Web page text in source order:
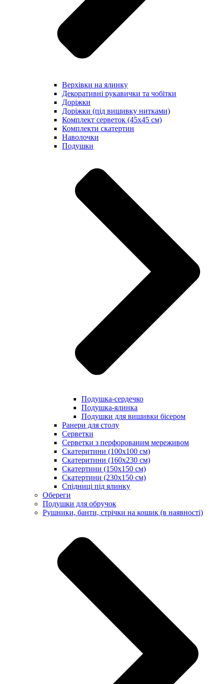
Верхівки на ялинку
Декоративні рукавички та чобітки
Доріжки
Доріжки (під вишивку нитками)
Комплект серветок (45х45 см)
Комплекти скатертин
Наволочки
Подушки
Подушка-сердечко
Подушка-ялинка
Подушки для вишивки бісером
Ранери для столу
Серветки
Серветки з перфорованим мереживом
Скатеритини (100х100 см)
Скатеритини (160х230 см)
Скатертини (150х150 см)
Скатертини (230х150 см)
Спідниці під ялинку
Обереги
Подушки для обручок
Рушники, банти, стрічки на кошик (в наявності)